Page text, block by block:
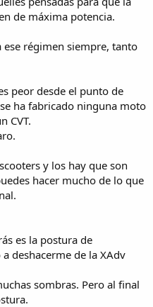
antes, un Mazda MX5, que
para disfrutar de la
de máxima potencia.
régimen siempre, tanto
peor desde el punto de
ha fabricado ninguna moto
CVT.
y los hay que son
hacer mucho de lo que
es la postura de
deshacerme de la XAdv
sombras. Pero al final